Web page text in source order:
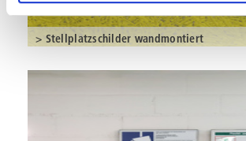
> Stellplatzschilder wandmontiert